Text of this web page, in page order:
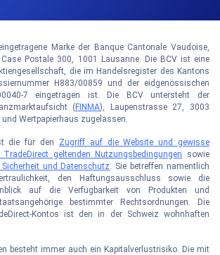
Marke der Banque Cantonale Vaudoise,
Case Postale 300, 1001 Lausanne. Die BCV ist eine
die im Handelsregister des Kantons
H883/00859 und der eidgenössischen
7 eingetragen ist. Die BCV untersteht der
(FINMA), Laupenstrasse 27, 3003
Wertpapierhaus zugelassen.
die für den Zugriff auf die Website und gewisse
geltenden Nutzungsbedingungen
sowie
und Datenschutz. Sie betreffen namentlich
den Haftungsausschluss sowie die
auf die Verfügbarkeit von Produkten und
bestimmter Rechtsordnungen. Die
Kontos ist den in der Schweiz wohnhaften
besteht immer auch ein Kapitalverlustrisiko. Die mit